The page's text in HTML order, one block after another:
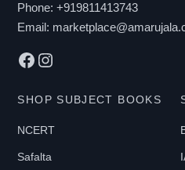
Phone:+919811413743
Email:
Facebook
Instagram
SHOP SUBJECT BOOKS
NCERT
Safalta